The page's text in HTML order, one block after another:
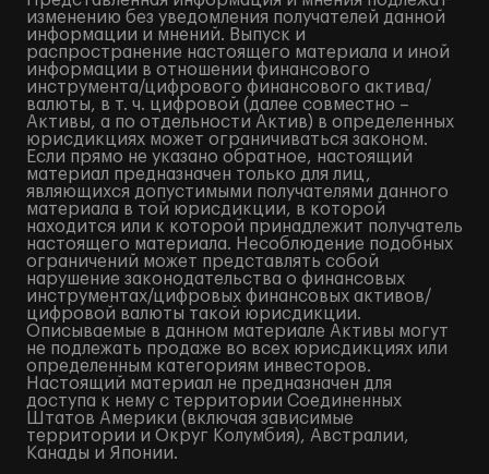
изменению без уведомления получателей данной
информации и мнений. Выпуск и
распространение настоящего материала и иной
информации в отношении финансового
инструмента/цифрового финансового актива/
валюты, в т. ч. цифровой (далее совместно –
Активы, а по отдельности Актив) в определенных
юрисдикциях может ограничиваться законом.
Если прямо не указано обратное, настоящий
материал предназначен только для лиц,
являющихся допустимыми получателями данного
материала в той юрисдикции, в которой
находится или к которой принадлежит получатель
настоящего материала. Несоблюдение подобных
ограничений может представлять собой
нарушение законодательства о финансовых
инструментах/цифровых финансовых активов/
цифровой валюты такой юрисдикции.
Описываемые в данном материале Активы могут
не подлежать продаже во всех юрисдикциях или
определенным категориям инвесторов.
Настоящий материал не предназначен для
доступа к нему с территории Соединенных
Штатов Америки (включая зависимые
территории и Округ Колумбия), Австралии,
Канады и Японии.